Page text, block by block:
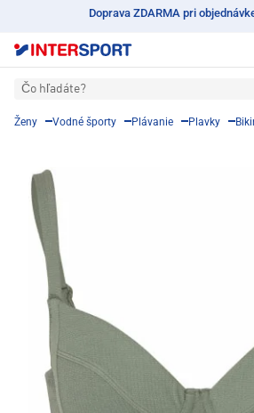
Doprava ZDARMA pri
Čo hľadáte?
Ženy Vodné športy Plávanie Plavky